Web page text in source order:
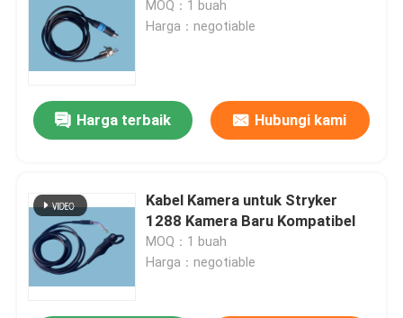
MOQ：1 buah
Harga：negotiable
Harga terbaik Hubungi kami
Kabel Kamera untuk Stryker
1288 Kamera Baru Kompatibel
MOQ：1 buah
Harga：negotiable